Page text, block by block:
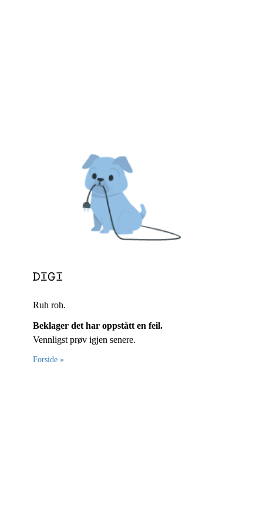
Ruh roh.
Beklager det har oppstått en feil.
Vennligst prøv igjen senere.
Forside »